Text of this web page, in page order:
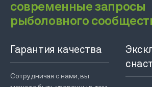
современные запросы
рыболовного
Гарантия качества
Сотрудничая с нами, вы